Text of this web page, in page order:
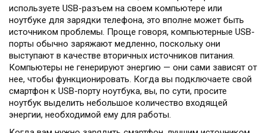
используете USB-разъем на своем компьютере или
ноутбуке для зарядки телефона, это вполне может быть
источником проблемы. Проще говоря, компьютерные USB-
порты обычно заряжают медленно, поскольку они
выступают в качестве вторичных источников питания.
Компьютеры не генерируют энергию — они сами зависят от
нее, чтобы функционировать. Когда вы подключаете свой
смартфон к USB-порту ноутбука, вы, по сути, просите
ноутбук выделить небольшое количество входящей
энергии, необходимой ему для работы.